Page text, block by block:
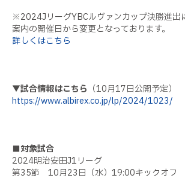
※2024JリーグYBCルヴァンカップ決勝進出
案内の開催日から変更となっております。
詳しくはこちら
▼試合情報はこちら （10月17日公開予定）
https://www.albirex.co.jp/lp/2024/1023/
■対象試合
2024明治安田J1リーグ
第35節 10月23日（水）19:00キックオフ